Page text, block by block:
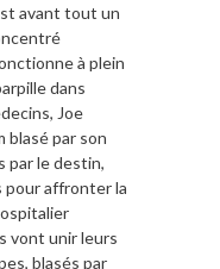
avant tout un
à plein
dans
Joe
blasé par son
par le destin,
pour affronter la
vont unir leurs
blasés par